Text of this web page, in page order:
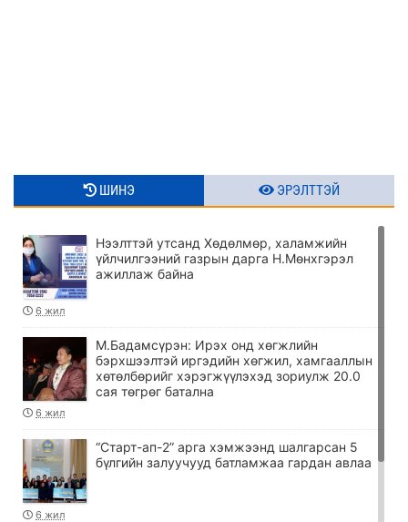
ШИНЭ ЭРЭЛТТЭЙ
Нээлттэй утсанд Хөдөлмөр, халамжийн
үйлчилгээний газрын дарга Н.Мөнхгэрэл
ажиллаж байна
6 жил
М.Бадамсүрэн: Ирэх онд хөгжлийн
бэрхшээлтэй иргэдийн хөгжил, хамгааллын
хөтөлбөрийг хэрэгжүүлэхэд зориулж 20.0
сая төгрөг батална
6 жил
“Старт-ап-2” арга хэмжээнд шалгарсан 5
бүлгийн залуучууд батламжаа гардан авлаа
6 жил